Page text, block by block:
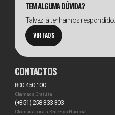
TEM ALGUMA DÚVIDA?
Talvez já tenhamos respondido.
VER FAQ'S
CONTACTOS
800 450 100
Chamada Gratuita
(+351) 258 333 303
Chamada para a Rede Fixa Nacional